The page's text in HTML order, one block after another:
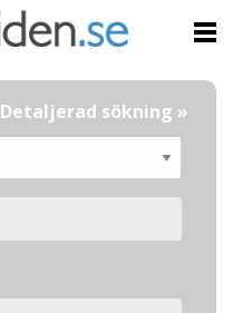
Detaljerad sökning »